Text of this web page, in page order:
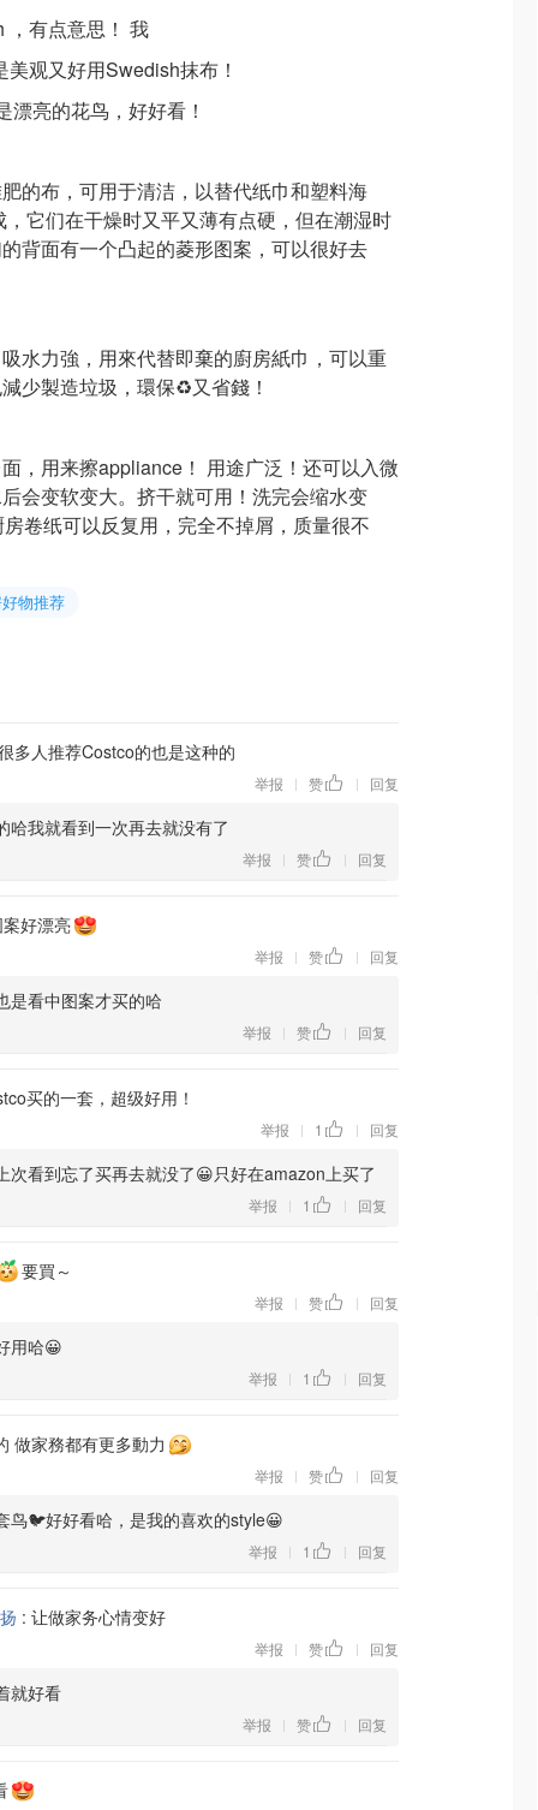
，有点意思！ 我
观又好用Swedish抹布！
亮的花鸟，好好看！
的布，可用于清洁，以替代纸巾和塑料海
它们在干燥时又平又薄有点硬，但在潮湿时
背面有一个凸起的菱形图案，可以很好去
水力強，用來代替即棄的廚房紙巾，可以重
少製造垃圾，環保♻️又省錢！
，用来擦appliance！ 用途广泛！还可以入微
会变软变大。挤干就可用！洗完会缩水变
卷纸可以反复用，完全不掉屑，质量很不
物推荐
多人推荐Costco的也是这种的
举报 | 赞 | 回复
哈我就看到一次再去就没有了
举报 | 赞 | 回复
好漂亮
举报 | 赞 | 回复
是看中图案才买的哈
举报 | 赞 | 回复
买的一套，超级好用！
举报 | 1 | 回复
次看到忘了买再去就没了😀只好在amazon上买了
举报 | 1 | 回复
要買～
举报 | 赞 | 回复
用哈😀
举报 | 1 | 回复
做家務都有更多動力
举报 | 赞 | 回复
鸟🐦好好看哈，是我的喜欢的style😀
举报 | 1 | 回复
: 让做家务心情变好
举报 | 赞 | 回复
就好看
举报 | 赞 | 回复